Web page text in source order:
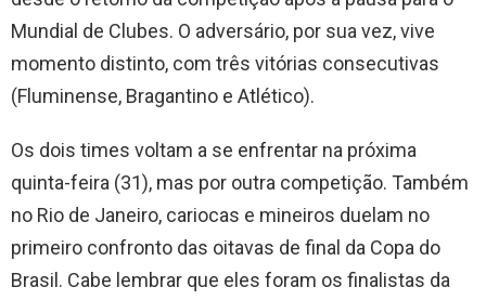
Mundial de Clubes. O adversário, por sua vez, vive
momento distinto, com três vitórias consecutivas
(Fluminense, Bragantino e Atlético).
Os dois times voltam a se enfrentar na próxima
quinta-feira (31), mas por outra competição. Também
no Rio de Janeiro, cariocas e mineiros duelam no
primeiro confronto das oitavas de final da Copa do
Brasil. Cabe lembrar que eles foram os finalistas da